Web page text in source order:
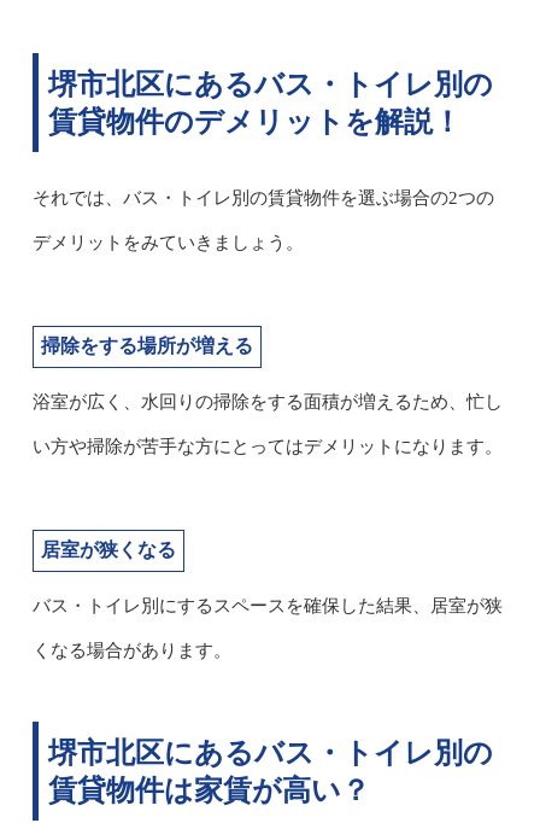
堺市北区にあるバス・トイレ別の
賃貸物件のデメリットを解説！
それでは、バス・トイレ別の賃貸物件を選ぶ場合の2つの
デメリットをみていきましょう。
掃除をする場所が増える
浴室が広く、水回りの掃除をする面積が増えるため、忙し
い方や掃除が苦手な方にとってはデメリットになります。
居室が狭くなる
バス・トイレ別にするスペースを確保した結果、居室が狭
くなる場合があります。
堺市北区にあるバス・トイレ別の
賃貸物件は家賃が高い？